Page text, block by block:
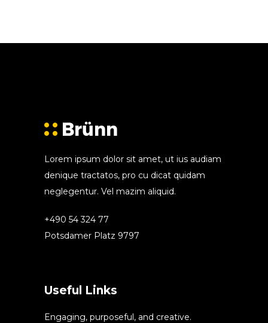
Lorem ipsum dolor sit amet, ut ius audiam
denique tractatos, pro cu dicat quidam
neglegentur. Vel mazim aliquid.
+490 54 324 77
Potsdamer Platz 9797
Useful Links
Engaging, purposeful, and creative.